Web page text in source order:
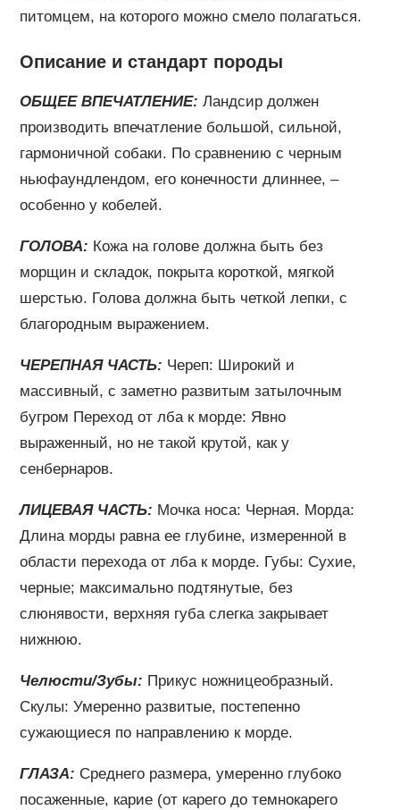
питомцем, на которого можно смело полагаться.
Описание и стандарт породы
ОБЩЕЕ ВПЕЧАТЛЕНИЕ: Ландсир должен
производить впечатление большой, сильной,
гармоничной собаки. По сравнению с черным
ньюфаундлендом, его конечности длиннее, –
особенно у кобелей.
ГОЛОВА: Кожа на голове должна быть без
морщин и складок, покрыта короткой, мягкой
шерстью. Голова должна быть четкой лепки, с
благородным выражением.
ЧЕРЕПНАЯ ЧАСТЬ: Череп: Широкий и
массивный, с заметно развитым затылочным
бугром Переход от лба к морде: Явно
выраженный, но не такой крутой, как у
сенбернаров.
ЛИЦЕВАЯ ЧАСТЬ: Мочка носа: Черная. Морда:
Длина морды равна ее глубине, измеренной в
области перехода от лба к морде. Губы: Сухие,
черные; максимально подтянутые, без
слюнявости, верхняя губа слегка закрывает
нижнюю.
Челюсти/Зубы: Прикус ножницеобразный.
Скулы: Умеренно развитые, постепенно
сужающиеся по направлению к морде.
ГЛАЗА: Среднего размера, умеренно глубоко
посаженные, карие (от карего до темнокарего